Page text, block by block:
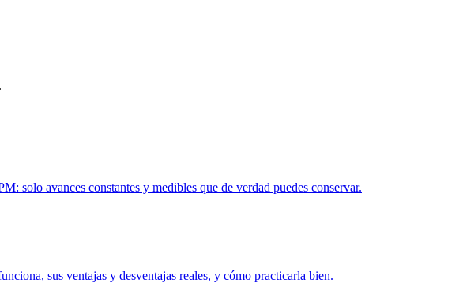
solo avances constantes y medibles que de verdad puedes conservar.
sus ventajas y desventajas reales, y cómo practicarla bien.